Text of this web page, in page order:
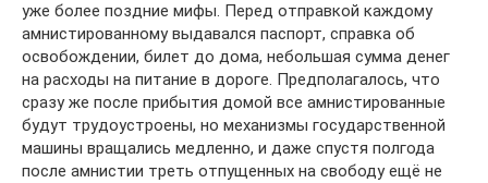
уже более поздние мифы. Перед отправкой каждому
амнистированному выдавался паспорт, справка об
освобождении, билет до дома, небольшая сумма денег
на расходы на питание в дороге. Предполагалось, что
сразу же после прибытия домой все амнистированные
будут трудоустроены, но механизмы государственной
машины вращались медленно, и даже спустя полгода
после амнистии треть отпущенных на свободу ещё не